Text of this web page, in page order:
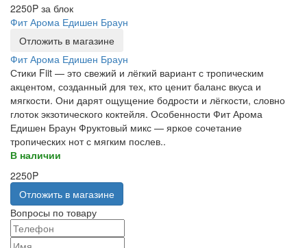
2250P за блок
Фит Арома Едишен Браун
Отложить в магазине
Фит Арома Едишен Браун
Стики Fiit — это свежий и лёгкий вариант с тропическим
акцентом, созданный для тех, кто ценит баланс вкуса и
мягкости. Они дарят ощущение бодрости и лёгкости, словно
глоток экзотического коктейля. Особенности Фит Арома
Едишен Браун Фруктовый микс — яркое сочетание
тропических нот с мягким послев..
В наличии
2250P
Отложить в магазине
Вопросы по товару